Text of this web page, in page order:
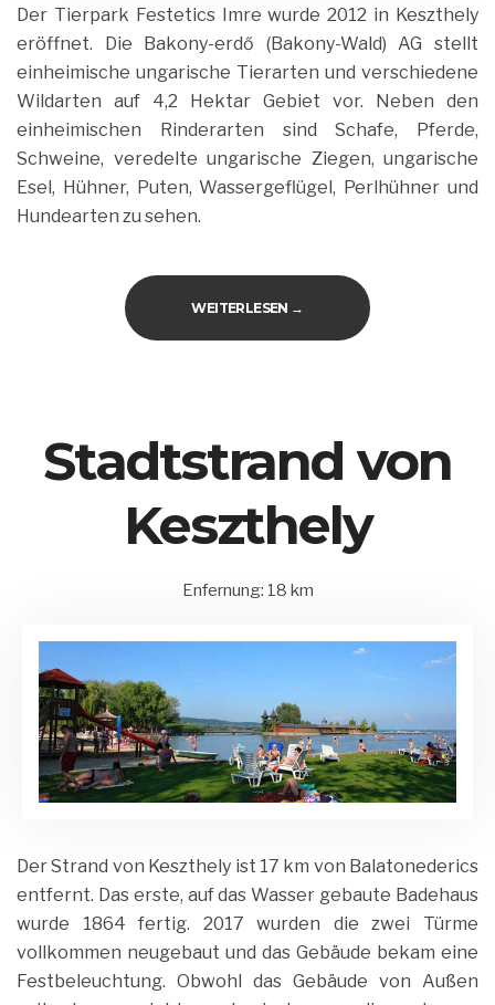
Der Tierpark Festetics Imre wurde 2012 in Keszthely
eröffnet. Die Bakony-erdő (Bakony-Wald) AG stellt
einheimische ungarische Tierarten und verschiedene
Wildarten auf 4,2 Hektar Gebiet vor. Neben den
einheimischen Rinderarten sind Schafe, Pferde,
Schweine, veredelte ungarische Ziegen, ungarische
Esel, Hühner, Puten, Wassergeflügel, Perlhühner und
Hundearten zu sehen.
WEITERLESEN „FESTETICS IMRE TIERPARK“
→
Stadtstrand von
Keszthely
15.
2020
Balatonederics
Umgebung
by
Admin
Enfernung: 18 km
Der Strand von Keszthely ist 17 km von Balatonederics
entfernt. Das erste, auf das Wasser gebaute Badehaus
wurde 1864 fertig. 2017 wurden die zwei Türme
vollkommen neugebaut und das Gebäude bekam eine
Festbeleuchtung. Obwohl das Gebäude von Außen